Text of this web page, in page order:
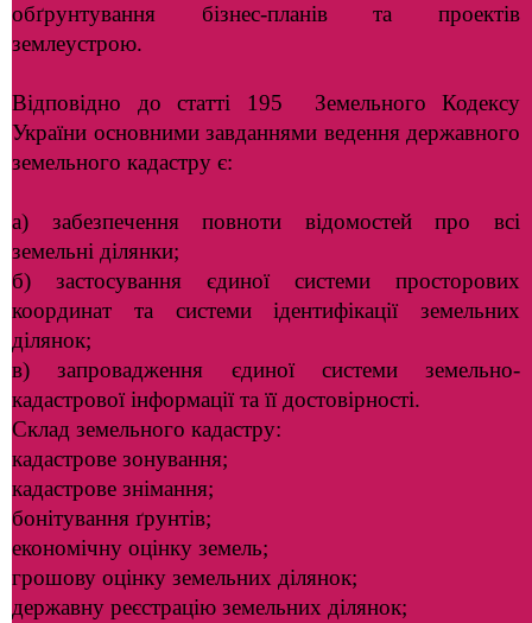
обґрунтування бізнес-планів та проектів
землеустрою.
Відповідно до статті 195 Земельного Кодексу
України основними завданнями ведення державного
земельного кадастру є:
а) забезпечення повноти відомостей про всі
земельні ділянки;
б) застосування єдиної системи просторових
координат та системи ідентифікації земельних
ділянок;
в) запровадження єдиної системи земельно-
кадастрової інформації та її достовірності.
Склад земельного кадастру:
кадастрове зонування;
кадастрове знімання;
бонітування ґрунтів;
економічну оцінку земель;
грошову оцінку земельних ділянок;
державну реєстрацію земельних ділянок;